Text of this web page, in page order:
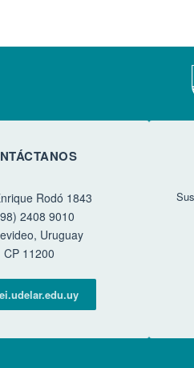
Rodó 1843
2408 9010
Uruguay
CP 11200